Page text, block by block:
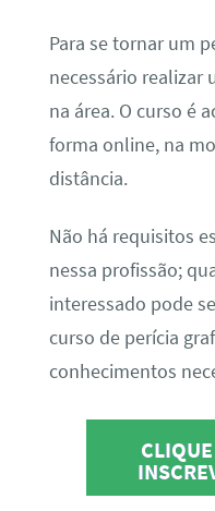
Para se tornar um
necessário realizar
na área. O curso é
forma online, na
distância.
Não há requisitos
nessa profissão;
interessado pode
curso de perícia
conhecimentos